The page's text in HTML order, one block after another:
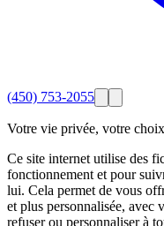
(450) 753-2055
Votre vie privée, votre choix
Ce site internet utilise des
fonctionnement et pour
lui. Cela permet de vous
et plus personnalisée, avec
refuser ou personnaliser à